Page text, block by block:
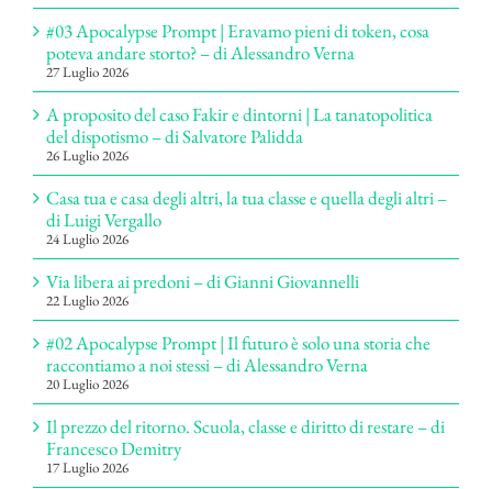
#03 Apocalypse Prompt | Eravamo pieni di token, cosa
poteva andare storto? – di Alessandro Verna
27 Luglio 2026
A proposito del caso Fakir e dintorni | La tanatopolitica
del dispotismo – di Salvatore Palidda
26 Luglio 2026
Casa tua e casa degli altri, la tua classe e quella degli altri –
di Luigi Vergallo
24 Luglio 2026
Via libera ai predoni – di Gianni Giovannelli
22 Luglio 2026
#02 Apocalypse Prompt | Il futuro è solo una storia che
raccontiamo a noi stessi – di Alessandro Verna
20 Luglio 2026
Il prezzo del ritorno. Scuola, classe e diritto di restare – di
Francesco Demitry
17 Luglio 2026